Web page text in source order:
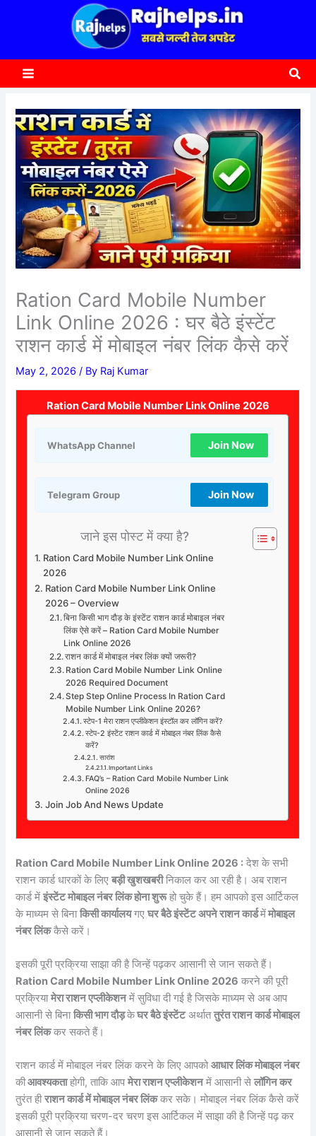
Ration Card Mobile Number
Link Online 2026 : घर बैठे इंस्टेंट
राशन कार्ड में मोबाइल नंबर लिंक कैसे करें
May 2, 2026/ By Raj Kumar
Ration Card Mobile Number Link Online 2026
WhatsApp Channel Join Now
Telegram Group Join Now
जाने इस पोस्ट में क्या है?
Ration Card Mobile Number Link Online
2026
Ration Card Mobile Number Link Online
2026 – Overview
बिना किसी भाग दौड़ के इंस्टेंट राशन कार्ड मोबाइल नंबर
लिंक ऐसे करें – Ration Card Mobile Number
Link Online 2026
राशन कार्ड में मोबाइल नंबर लिंक क्यों जरूरी?
Ration Card Mobile Number Link Online
2026 Required Document
Step Step Online Process In Ration Card
Mobile Number Link Online 2026?
स्टेप-1 मेरा राशन एप्लीकेशन इंस्टॉल कर लॉगिन करें?
स्टेप-2 इंस्टेंट राशन कार्ड में मोबाइल नंबर लिंक कैसे
करें?
सारांश
Important Links
FAQ’s – Ration Card Mobile Number Link
Online 2026
Join Job And News Update
Ration Card Mobile Number Link Online 2026 : देश के सभी
राशन कार्ड धारकों के लिएबड़ी खुशखबरीनिकाल कर आ रही है। अब राशन
कार्ड मेंइंस्टेंट मोबाइल नंबर लिंक होना शुरूहो चुके हैं। हम आपको इस आर्टिकल
के माध्यम से बिनाकिसी कार्यालयगएघर बैठे इंस्टेंट अपने राशन कार्डमेंमोबाइल
नंबर लिंककैसे करें।
इसकी पूरी प्रक्रिया साझा की है जिन्हें पढ़कर आसानी से जान सकते हैं।
Ration Card Mobile Number Link Online 2026 करने की पूरी
प्रक्रियामेरा राशन एप्लीकेशनमें सुविधा दी गई है जिसके माध्यम से अब आप
आसानी से बिनाकिसी भाग दौड़केघर बैठे इंस्टेंटअर्थाततुरंत राशन कार्ड मोबाइल
नंबर लिंककर सकते हैं।
राशन कार्ड में मोबाइल नंबर लिंक करने के लिए आपकोआधार लिंक मोबाइल नंबर
कीआवश्यकताहोगी, ताकि आपमेरा राशन एप्लीकेशनमें आसानी सेलॉगिन कर
तुरंत हीराशन कार्ड में मोबाइल नंबर लिंककर सके। मोबाइल नंबर लिंक कैसे करें
इसकी पूरी प्रक्रिया चरण-दर चरण इस आर्टिकल में साझा की है जिन्हें पढ़ कर
आसानी से जान सकते हैं।
c